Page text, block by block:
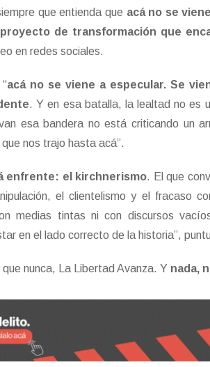
que entienda que acá no se
de transformación que
en redes sociales.
acá no se viene a especular. Se
. Y en esa batalla, la lealtad no es
esa bandera no está criticando un
nos trajo hasta acá”.
enfrente: el kirchnerismo. El que
el clientelismo y el fracaso
medias tintas ni con discursos
en el lado correcto de la historia”,
nunca, La Libertad Avanza. Y nada,